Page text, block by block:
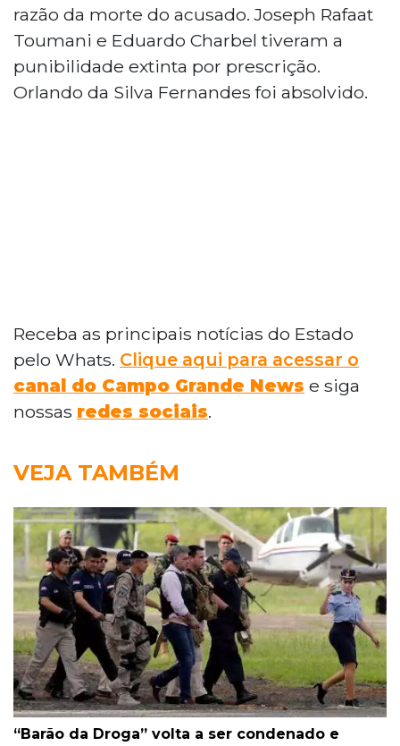
razão da morte do acusado. Joseph Rafaat
Toumani e Eduardo Charbel tiveram a
punibilidade extinta por prescrição.
Orlando da Silva Fernandes foi absolvido.
Receba as principais notícias do Estado
pelo Whats. Clique aqui para acessar o
canal do Campo Grande News e siga
nossas redes sociais.
VEJA TAMBÉM
“Barão da Droga” volta a ser condenado e